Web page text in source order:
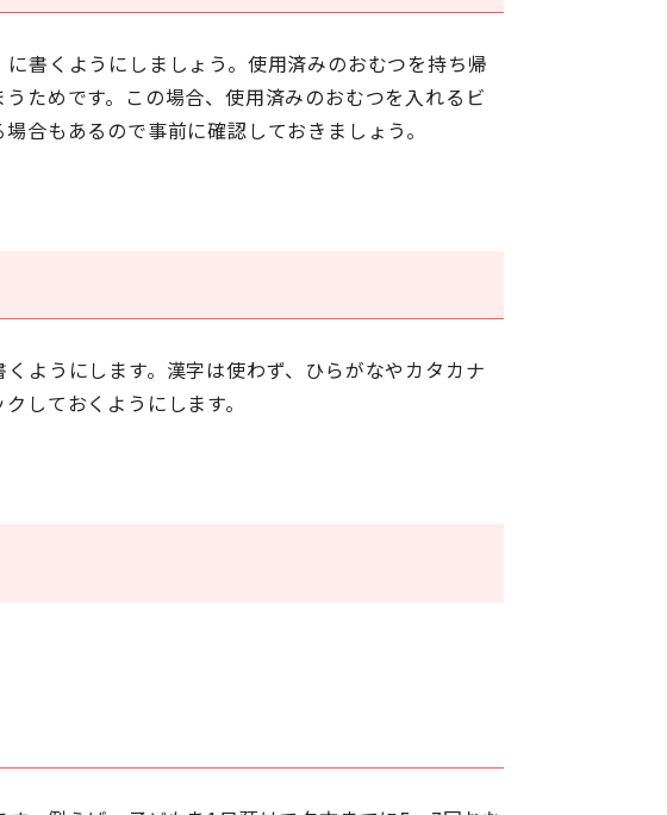
書く ようにしましょう。使用済みのおむつを持ち帰
ためです。この場合、使用済みのおむつを入れるビ
合もあるので事前に確認しておきましょう。
くようにします。漢字は使わず、 ひらがなやカタカナ
しておくようにします。